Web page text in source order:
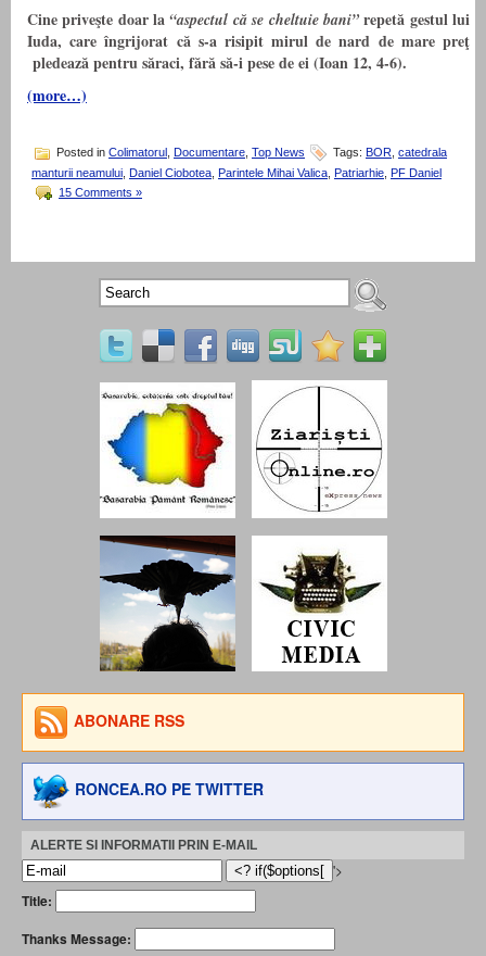
Cine priveşte doar la“aspectul că se cheltuie bani”repetă gestul lui
Iuda, care îngrijorat că s-a risipit mirul de nard de mare preţ
pledează pentru săraci, fără să-i pese de ei (Ioan 12, 4-6).
(more…)
Posted in Colimatorul Documentare Top News Tags: BOR catedrala
manturii neamului, Daniel Ciobotea, Parintele Mihai Valica, Patriarhie, PF Daniel
15 Comments »
ABONARE RSS
RONCEA.RO PE TWITTER
ALERTE SI INFORMATII PRIN E-MAIL
'>
Title:
Thanks Message: